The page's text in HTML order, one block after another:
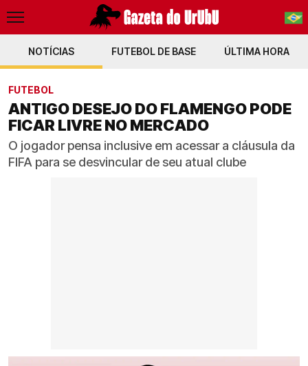
PT-BR
NOTÍCIAS FUTEBOL DE BASE ÚLTIMA HORA
FUTEBOL
ANTIGO DESEJO DO FLAMENGO PODE
FICAR LIVRE NO MERCADO
O jogador pensa inclusive em acessar a cláusula da
FIFA para se desvincular de seu atual clube